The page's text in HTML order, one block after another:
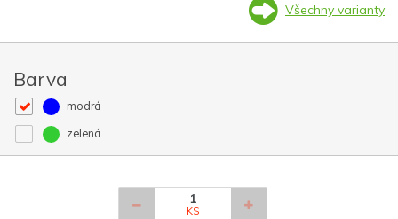
Všechny varianty
Barva
modrá
zelená
KS